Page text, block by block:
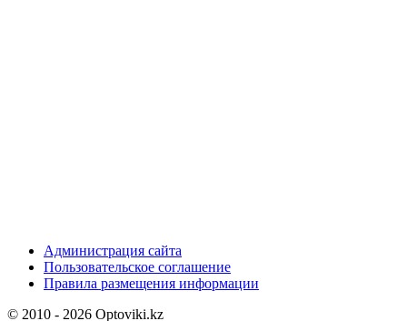
Администрация сайта
Пользовательское соглашение
Правила размещения информации
© 2010 - 2026 Optoviki.kz